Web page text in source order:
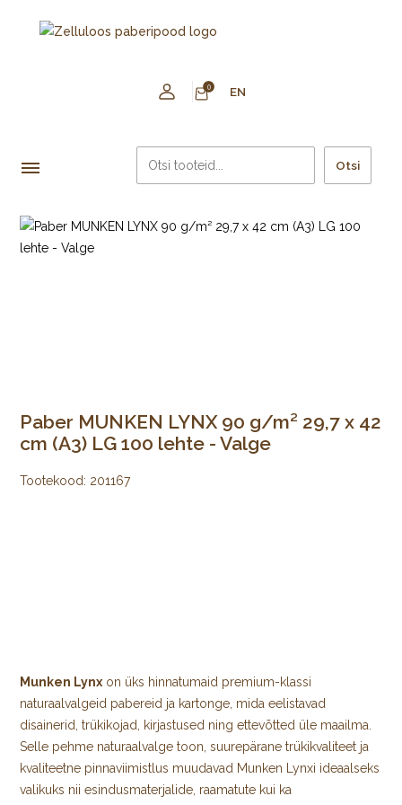
0 EN
Otsi
Paber MUNKEN LYNX 90 g/m² 29,7 x 42
cm (A3) LG 100 lehte - Valge
Tootekood: 201167
Munken Lynxon üks hinnatumaid premium-klassi
naturaalvalgeid pabereid ja kartonge, mida eelistavad
disainerid, trükikojad, kirjastused ning ettevõtted üle maailma.
Selle pehme naturaalvalge toon, suurepärane trükikvaliteet ja
kvaliteetne pinnaviimistlus muudavad Munken Lynxi ideaalseks
valikuks nii esindusmaterjalide, raamatute kui ka